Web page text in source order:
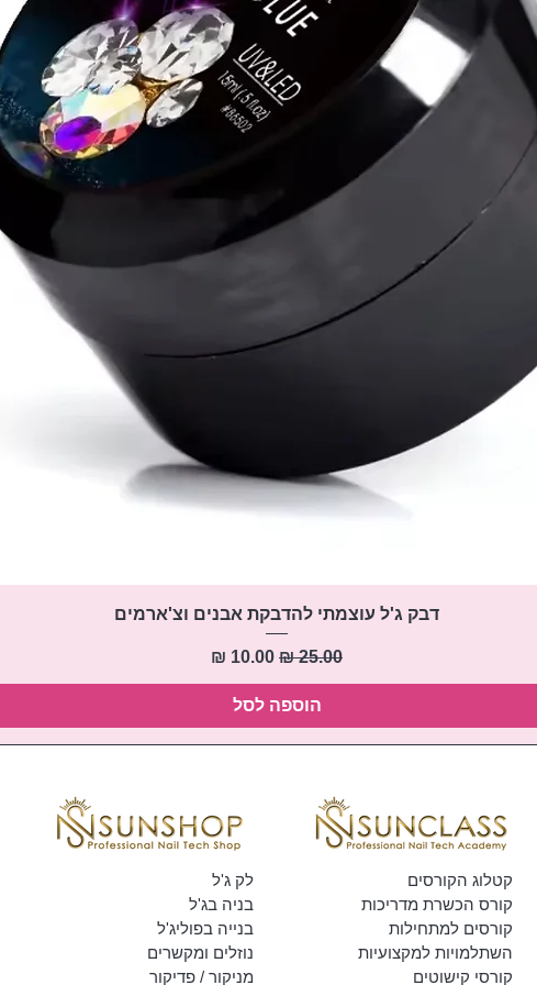
תצוגה מהירה
דבק ג'ל עוצמתי להדבקת אבנים וצ'ארמים
מחיר רגילמחיר מבצע
הוספה לסל
לק ג'ל
בניה בג'ל
בנייה בפוליג'ל
נוזלים ומקשרים
מניקור / פדיקור
קטלוג הקורסים
קורס הכשרת מדריכות
קורסים למתחילות
השתלמויות למקצועיות
קורסי קישוטים